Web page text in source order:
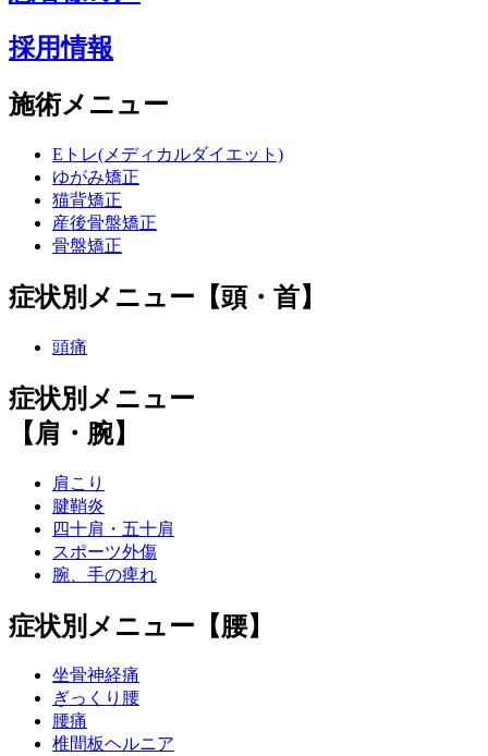
採用情報
施術メニュー
Eトレ(メディカルダイエット)
ゆがみ矯正
猫背矯正
産後骨盤矯正
骨盤矯正
症状別メニュー【頭・首】
頭痛
症状別メニュー
【肩・腕】
肩こり
腱鞘炎
四十肩・五十肩
スポーツ外傷
腕、手の痺れ
症状別メニュー【腰】
坐骨神経痛
ぎっくり腰
腰痛
椎間板ヘルニア